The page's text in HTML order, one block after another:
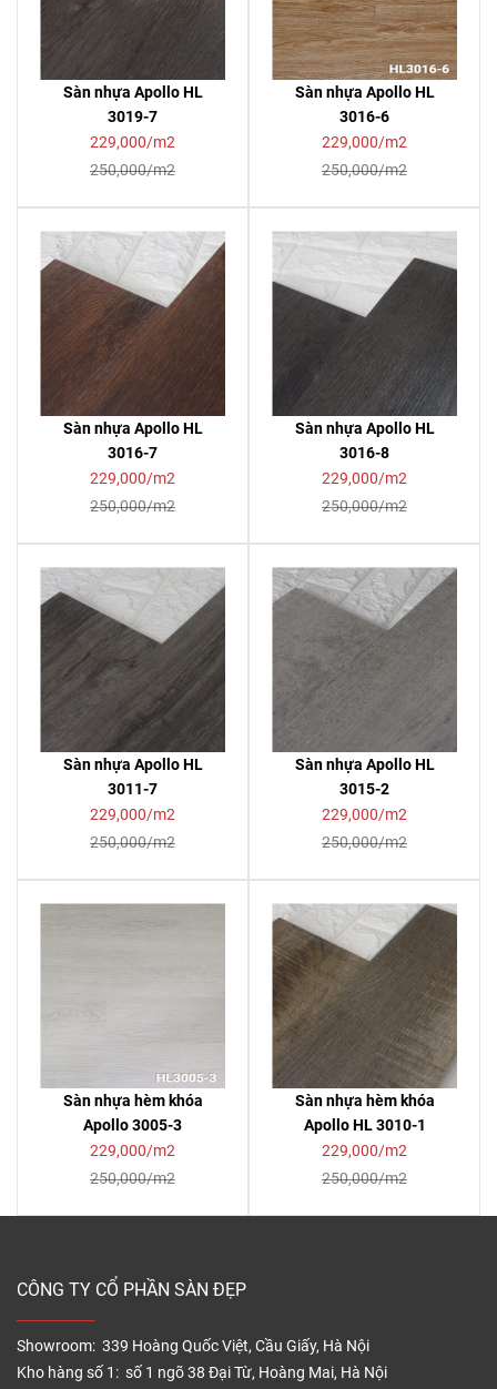
Sàn nhựa Apollo HL
3019-7
229,000/m2
250,000/m2
Sàn nhựa Apollo HL
3016-6
229,000/m2
250,000/m2
Sàn nhựa Apollo HL
3016-7
229,000/m2
250,000/m2
Sàn nhựa Apollo HL
3016-8
229,000/m2
250,000/m2
Sàn nhựa Apollo HL
3011-7
229,000/m2
250,000/m2
Sàn nhựa Apollo HL
3015-2
229,000/m2
250,000/m2
Sàn nhựa hèm khóa
Apollo 3005-3
229,000/m2
250,000/m2
Sàn nhựa hèm khóa
Apollo HL 3010-1
229,000/m2
250,000/m2
CÔNG TY CỔ PHẦN SÀN ĐẸP
Showroom: 339 Hoàng Quốc Việt, Cầu Giấy, Hà Nội
Kho hàng số 1: số 1 ngõ 38 Đại Từ, Hoàng Mai, Hà Nội